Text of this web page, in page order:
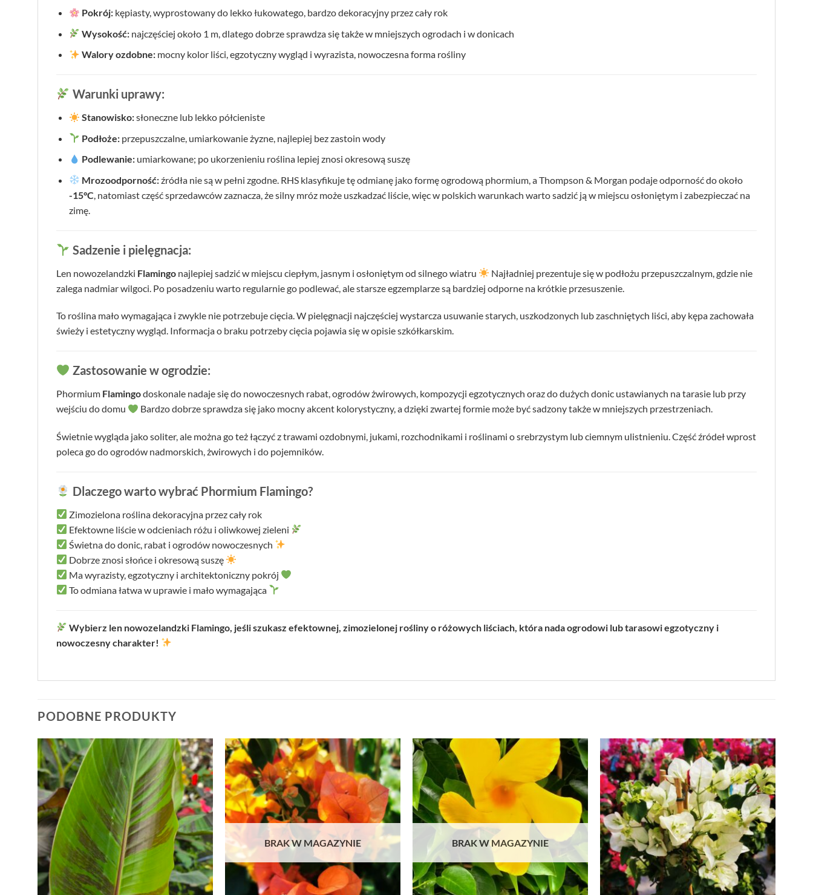
Pokrój: kępiasty, wyprostowany do lekko łukowatego, bardzo dekoracyjny przez cały rok
Wysokość: najczęściej około 1 m, dlatego dobrze sprawdza się także w mniejszych ogrodach i w donicach
Walory ozdobne: mocny kolor liści, egzotyczny wygląd i wyrazista, nowoczesna forma rośliny
Warunki uprawy:
Stanowisko:słoneczne lub lekko półcieniste
Podłoże: przepuszczalne, umiarkowanie żyzne, najlepiej bez zastoin wody
Podlewanie: umiarkowane; po ukorzenieniu roślina lepiej znosi okresową suszę
Mrozoodporność:źródła nie są w pełni zgodne. RHS klasyfikuje tę odmianę jako formę ogrodową phormium, a Thompson & Morgan podaje odporność do około
-15°C , natomiast część sprzedawców zaznacza, że silny mróz może uszkadzać liście, więc w polskich warunkach warto sadzić ją w miejscu osłoniętym i zabezpieczać na
zimę.
Sadzenie i pielęgnacja:
Len nowozelandzki Flamingo najlepiej sadzić w miejscu ciepłym, jasnym i osłoniętym od silnego wiatru
Najładniej prezentuje się w podłożu przepuszczalnym, gdzie nie
zalega nadmiar wilgoci. Po posadzeniu warto regularnie go podlewać, ale starsze egzemplarze są bardziej odporne na krótkie przesuszenie.
To roślina mało wymagająca i zwykle nie potrzebuje cięcia. W pielęgnacji najczęściej wystarcza usuwanie starych, uszkodzonych lub zaschniętych liści, aby kępa zachowała
świeży i estetyczny wygląd. Informacja o braku potrzeby cięcia pojawia się w opisie szkółkarskim.
Zastosowanie w ogrodzie:
Phormium Flamingodoskonale nadaje się do nowoczesnych rabat, ogrodów żwirowych, kompozycji egzotycznych oraz do dużych donic ustawianych na tarasie lub przy
wejściu do domu
Bardzo dobrze sprawdza się jako mocny akcent kolorystyczny, a dzięki zwartej formie może być sadzony także w mniejszych przestrzeniach.
Świetnie wygląda jako soliter, ale można go też łączyć z trawami ozdobnymi, jukami, rozchodnikami i roślinami o srebrzystym lub ciemnym ulistnieniu. Część źródeł wprost
poleca go do ogrodów nadmorskich, żwirowych i do pojemników.
Dlaczego warto wybrać Phormium Flamingo?
Zimozielona roślina dekoracyjna przez cały rok
Efektowne liście w odcieniach różu i oliwkowej zieleni
Świetna do donic, rabat i ogrodów nowoczesnych
Dobrze znosi słońce i okresową suszę
Ma wyrazisty, egzotyczny i architektoniczny pokrój
To odmiana łatwa w uprawie i mało wymagająca
Wybierz len nowozelandzki Flamingo, jeśli szukasz efektownej, zimozielonej rośliny o różowych liściach, która nada ogrodowi lub tarasowi egzotyczny i
nowoczesny charakter!
PODOBNE PRODUKTY
BRAK W MAGAZYNIE BRAK W MAGAZYNIE